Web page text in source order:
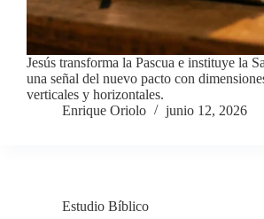
Jesús transforma la Pascua e instituye la
una señal del nuevo pacto con
verticales y horizontales.
Enrique Oriolo
junio 12, 2026
Estudio Bíblico